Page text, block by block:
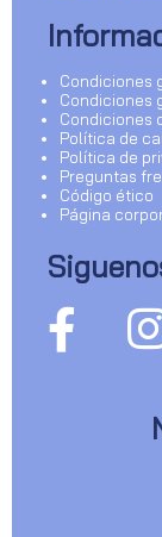
Condiciones
Condiciones
Condiciones
Política de
Política de
Preguntas
Código ético
Página